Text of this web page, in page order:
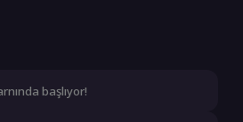
başlıyor!